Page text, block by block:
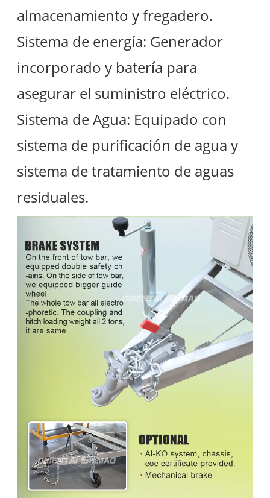
almacenamiento y fregadero.
Sistema de energía: Generador
incorporado y batería para
asegurar el suministro eléctrico.
Sistema de Agua: Equipado con
sistema de purificación de agua y
sistema de tratamiento de aguas
residuales.